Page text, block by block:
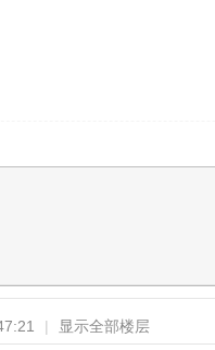
| 显示全部楼层